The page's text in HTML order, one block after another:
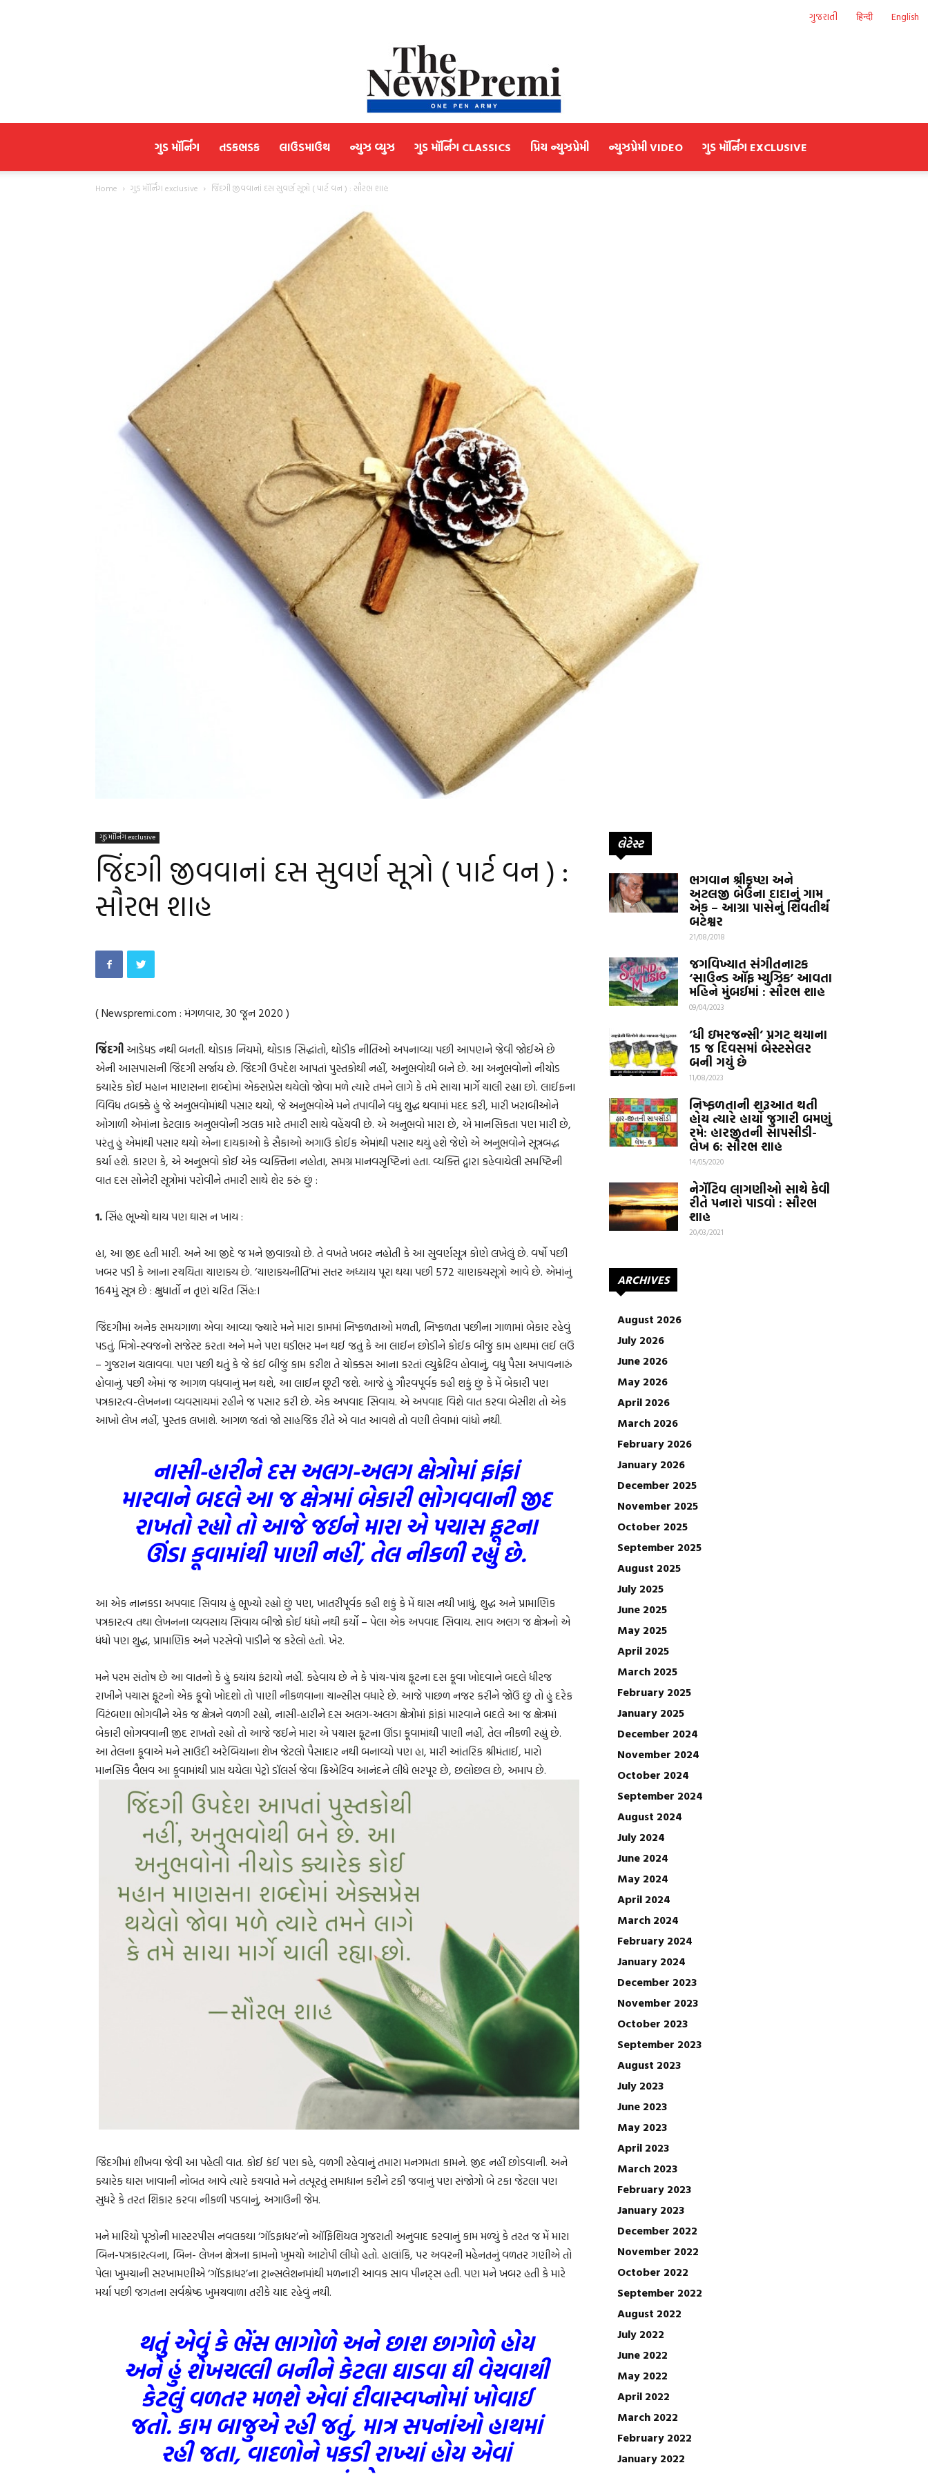
ગુજરાતી हिन्दी English
ગુડ મૉર્નિંગ તડકભડક લાઉડમાઉથ ન્યુઝ વ્યુઝ ગુડ મૉર્નિંગ CLASSICS પ્રિય ન્યુઝપ્રેમી ન્યુઝપ્રેમી VIDEO ગુડ મૉર્નિંગ EXCLUSIVE
Home ગુડ મૉર્નિંગ exclusive જિંદગી જીવવાનાં દસ સુવર્ણ સૂત્રો ( પાર્ટ વન ) : સૌરભ શાહ
ગુડ મૉર્નિંગ exclusive
જિંદગી જીવવાનાં દસ સુવર્ણ સૂત્રો ( પાર્ટ વન ) :
સૌરભ શાહ
( Newspremi.com : મંગળવાર, 30 જૂન 2020 )
જિંદગી આડેધડ નથી બનતી. થોડાક નિયમો, થોડાક સિદ્ધાંતો, થોડીક નીતિઓ અપનાવ્યા પછી આપણને જેવી જોઈએ છે
એની આસપાસની જિંદગી સર્જાય છે. જિંદગી ઉપદેશ આપતાં પુસ્તકોથી નહીં, અનુભવોથી બને છે. આ અનુભવોનો નીચોડ
ક્યારેક કોઈ મહાન માણસના શબ્દોમાં એક્સપ્રેસ થયેલો જોવા મળે ત્યારે તમને લાગે કે તમે સાચા માર્ગે ચાલી રહ્યા છો. લાઈફના
વિવિધ તબક્કે હું જે અનુભવોમાંથી પસાર થયો, જે અનુભવોએ મને તપાવીને વધુ શુદ્ધ થવામાં મદદ કરી, મારી ખરાબીઓને
ઓગાળી એમાંના કેટલાક અનુભવોની ઝલક મારે તમારી સાથે વહેંચવી છે. એ અનુભવો મારા છે, એ માનસિકતા પણ મારી છે,
પરંતુ હું એમાંથી પસાર થયો એના દાયકાઓ કે સૈકાઓ અગાઉ કોઈક એમાંથી પસાર થયું હશે જેણે એ અનુભવોને સૂત્રબદ્ધ
કર્યા હશે. કારણ કે, એ અનુભવો કોઈ એક વ્યક્તિના નહોતા, સમગ્ર માનવસૃષ્ટિનાં હતા. વ્યક્તિ દ્વારા કહેવાયેલી સમષ્ટિની
વાત દસ સોનેરી સૂત્રોમાં પરોવીને તમારી સાથે શેર કરું છું :
1. સિંહ ભૂખ્યો થાય પણ ઘાસ ન ખાય :
હા, આ જીદ હતી મારી. અને આ જીદે જ મને જીવાડ્યો છે. તે વખતે ખબર નહોતી કે આ સુવર્ણસૂત્ર કોણે લખેલું છે. વર્ષો પછી
ખબર પડી કે આના રચયિતા ચાણક્ય છે. ‘ચાણક્યનીતિ’માં સત્તર અધ્યાય પૂરા થયા પછી 572 ચાણક્યસૂત્રો આવે છે. એમાંનું
164મું સૂત્ર છે : ક્ષુધાર્તો ન તૃણં ચરિત સિંહ:।
જિંદગીમાં અનેક સમયગાળા એવા આવ્યા જ્યારે મને મારા કામમાં નિષ્ફળતાઓ મળતી, નિષ્ફળતા પછીના ગાળામાં બેકાર રહેવું
પડતું. મિત્રો-સ્વજનો સજેસ્ટ કરતા અને મને પણ ઘડીભર મન થઈ જતું કે આ લાઈન છોડીને કોઈક બીજું કામ હાથમાં લઈ લઉં
– ગુજરાન ચલાવવા. પણ પછી થતું કે જે કંઈ બીજું કામ કરીશ તે ચોક્કસ આના કરતાં લ્યુક્રેટિવ હોવાનું, વધુ પૈસા અપાવનારું
હોવાનું. પછી એમાં જ આગળ વધવાનું મન થશે, આ લાઈન છૂટી જશે. આજે હું ગૌરવપૂર્વક કહી શકું છું કે મેં બેકારી પણ
પત્રકારત્વ-લેખનના વ્યવસાયમાં રહીને જ પસાર કરી છે. એક અપવાદ સિવાય. એ અપવાદ વિશે વાત કરવા બેસીશ તો એક
આખો લેખ નહીં, પુસ્તક લખાશે. આગળ જતાં જો સાહજિક રીતે એ વાત આવશે તો વણી લેવામાં વાંધો નથી.
નાસી-હારીને દસ અલગ-અલગ ક્ષેત્રોમાં ફાંફાં
મારવાને બદલે આ જ ક્ષેત્રમાં બેકારી ભોગવવાની જીદ
રાખતો રહ્યો તો આજે જઈને મારા એ પચાસ ફૂટના
ઊંડા કૂવામાંથી પાણી નહીં, તેલ નીકળી રહ્યું છે.
આ એક નાનકડા અપવાદ સિવાય હું ભૂખ્યો રહ્યો છું પણ, ખાતરીપૂર્વક કહી શકું કે મેં ઘાસ નથી ખાધું, શુદ્ધ અને પ્રામાણિક
પત્રકારત્વ તથા લેખનના વ્યવસાય સિવાય બીજો કોઈ ધંધો નથી કર્યો – પેલા એક અપવાદ સિવાય. સાવ અલગ જ ક્ષેત્રનો એ
ધંધો પણ શુદ્ધ, પ્રામાણિક અને પરસેવો પાડીને જ કરેલો હતો. ખેર.
મને પરમ સંતોષ છે આ વાતનો કે હું ક્યાંય ફંટાયો નહીં. કહેવાય છે ને કે પાંચ-પાંચ ફૂટના દસ કૂવા ખોદવાને બદલે ધીરજ
રાખીને પચાસ ફૂટનો એક કૂવો ખોદશો તો પાણી નીકળવાના ચાન્સીસ વધારે છે. આજે પાછળ નજર કરીને જોઉં છું તો હું દરેક
વિટંબણા ભોગવીને એક જ ક્ષેત્રને વળગી રહ્યો, નાસી-હારીને દસ અલગ-અલગ ક્ષેત્રોમાં ફાંફાં મારવાને બદલે આ જ ક્ષેત્રમાં
બેકારી ભોગવવાની જીદ રાખતો રહ્યો તો આજે જઈને મારા એ પચાસ ફૂટના ઊંડા કૂવામાંથી પાણી નહીં, તેલ નીકળી રહ્યું છે.
આ તેલના કૂવાએ મને સાઉદી અરેબિયાના શેખ જેટલો પૈસાદાર નથી બનાવ્યો પણ હા, મારી આંતરિક શ્રીમંતાઈ, મારો
માનસિક વૈભવ આ કૂવામાંથી પ્રાપ્ત થયેલા પેટ્રો ડૉલર્સ જેવા ક્રિએટિવ આનંદને લીધે ભરપૂર છે, છલોછલ છે, અમાપ છે.
જિંદગીમાં શીખવા જેવી આ પહેલી વાત. કોઈ કંઈ પણ કહે, વળગી રહેવાનું તમારા મનગમતા કામને. જીદ નહીં છોડવાની. અને
ક્યારેક ઘાસ ખાવાની નોબત આવે ત્યારે કચવાતે મને તત્પૂરતું સમાધાન કરીને ટકી જવાનું પણ સંજોગો બે ટકા જેટલા પણ
સુધરે કે તરત શિકાર કરવા નીકળી પડવાનું, અગાઉની જેમ.
મને મારિયો પૂઝોની માસ્ટરપીસ નવલકથા ‘ગૉડફાધર’નો ઑફિશિયલ ગુજરાતી અનુવાદ કરવાનું કામ મળ્યું કે તરત જ મેં મારા
બિન-પત્રકારત્વના, બિન- લેખન ક્ષેત્રના કામનો ખુમચો આટોપી લીધો હતો. હાલાંકિ, પર અવરની મહેનતનું વળતર ગણીએ તો
પેલા ખુમચાની સરખામણીએ ‘ગૉડફાધર’ના ટ્રાન્સલેશનમાંથી મળનારી આવક સાવ પીનટ્સ હતી. પણ મને ખબર હતી કે મારે
મર્યા પછી જગતના સર્વશ્રેષ્ઠ ખુમચવાળા તરીકે યાદ રહેવું નથી.
થતું એવું કે ભેંસ ભાગોળે અને છાશ છાગોળે હોય
અને હું શેખચલ્લી બનીને કેટલા ઘાડવા ઘી વેચવાથી
કેટલું વળતર મળશે એવાં દીવાસ્વપ્નોમાં ખોવાઈ
જતો. કામ બાજુએ રહી જતું, માત્ર સપનાંઓ હાથમાં
રહી જતા, વાદળોને પકડી રાખ્યાં હોય એવાં
લેટેસ્ટ
ભગવાન શ્રીકૃષ્ણ અને
અટલજી બેઉના દાદાનું ગામ
એક – આગ્રા પાસેનું શિવતીર્થ
બટેશ્વર
21/08/2018
જગવિખ્યાત સંગીતનાટક
‘સાઉન્ડ ઑફ મ્યુઝિક’ આવતા
મહિને મુંબઈમાં : સૌરભ શાહ
09/04/2023
’ધી ઇમરજન્સી’ પ્રગટ થયાના
15 જ દિવસમાં બેસ્ટસેલર
બની ગયું છે
11/08/2023
નિષ્ફળતાની શરૂઆત થતી
હોય ત્યારે હાર્યો જુગારી બમણું
રમે: હારજીતની સાપસીડી-
લેખ 6: સૌરભ શાહ
14/05/2020
નેગૅટિવ લાગણીઓ સાથે કેવી
રીતે પનારો પાડવો : સૌરભ
શાહ
20/03/2021
ARCHIVES
August 2026
July 2026
June 2026
May 2026
April 2026
March 2026
February 2026
January 2026
December 2025
November 2025
October 2025
September 2025
August 2025
July 2025
June 2025
May 2025
April 2025
March 2025
February 2025
January 2025
December 2024
November 2024
October 2024
September 2024
August 2024
July 2024
June 2024
May 2024
April 2024
March 2024
February 2024
January 2024
December 2023
November 2023
October 2023
September 2023
August 2023
July 2023
June 2023
May 2023
April 2023
March 2023
February 2023
January 2023
December 2022
November 2022
October 2022
September 2022
August 2022
July 2022
June 2022
May 2022
April 2022
March 2022
February 2022
January 2022